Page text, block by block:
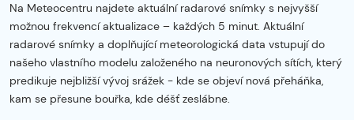
Na Meteocentru najdete aktuální radarové snímky s nejvyšší
možnou frekvencí aktualizace – každých 5 minut. Aktuální
radarové snímky a doplňující meteorologická data vstupují do
našeho vlastního modelu založeného na neuronových sítích, který
predikuje nejbližší vývoj srážek - kde se objeví nová přeháňka,
kam se přesune bouřka, kde déšť zeslábne.